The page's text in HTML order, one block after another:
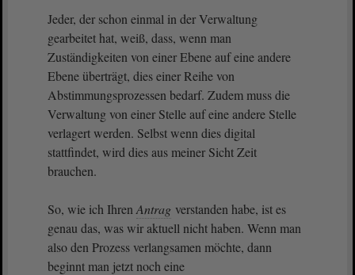
Jeder, der schon einmal in der Verwaltung
gearbeitet hat, weiß, dass, wenn man
Zuständigkeiten von einer Ebene auf eine andere
Ebene überträgt, dies einer Reihe von
Abstimmungsprozessen bedarf. Zudem muss die
Verwaltung von einer Stelle auf eine andere Stelle
verlagert werden. Selbst wenn dies digital
stattfindet, wird dies aus meiner Sicht Zeit
brauchen.
So, wie ich Ihren Antrag verstanden habe, ist es
genau das, was wir aktuell nicht haben. Wenn man
also den Prozess verlangsamen möchte, dann
beginnt man jetzt noch eine